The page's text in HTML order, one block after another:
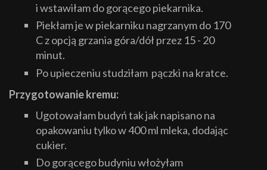
i wstawiłam do gorącego piekarnika.
Piekłam je w piekarniku nagrzanym do 170
C z opcją grzania góra/dół przez 15 - 20
minut.
Po upieczeniu studziłam pączki na kratce.
Przygotowanie kremu:
Ugotowałam budyń tak jak napisano na
opakowaniu tylko w 400 ml mleka, dodając
cukier.
Do gorącego budyniu włożyłam